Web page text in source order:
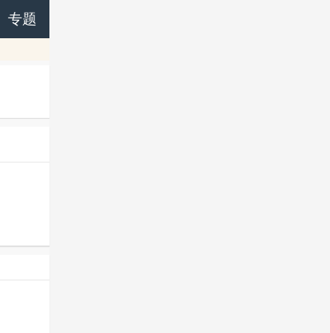
专题